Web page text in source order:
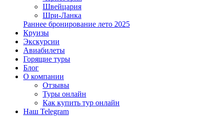
Швейцария
Шри-Ланка
Раннее бронирование лето 2025
Круизы
Экскурсии
Авиабилеты
Горящие туры
Блог
О компании
Отзывы
Туры онлайн
Как купить тур онлайн
Наш Telegram